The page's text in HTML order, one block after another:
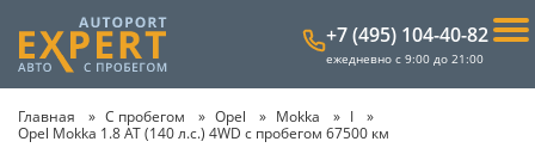
+7 (495) 104-40-82
ежедневно с 9:00 до 21:00
Главная С пробегом Opel Mokka
I
Opel Mokka 1.8 AT (140 л.с.) 4WD с пробегом 67500 км